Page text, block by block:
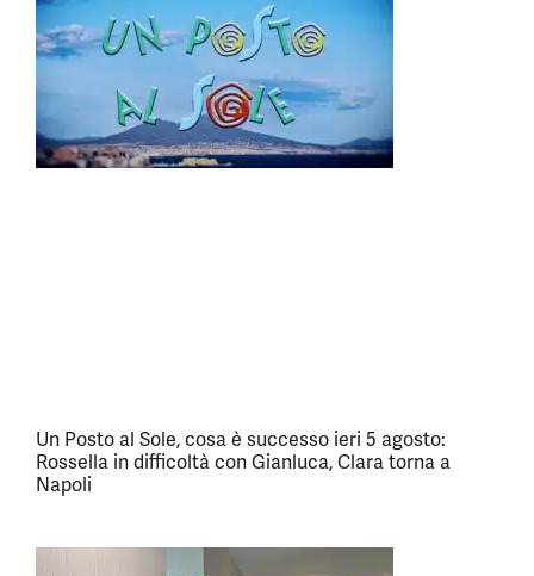
Un Posto al Sole, cosa è successo ieri 5 agosto:
Rossella in difficoltà con Gianluca, Clara torna a
Napoli